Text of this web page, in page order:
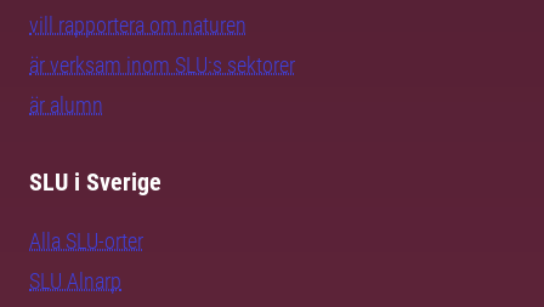
vill rapportera om naturen
är verksam inom SLU:s sektorer
är alumn
SLU i Sverige
Alla SLU-orter
SLU Alnarp